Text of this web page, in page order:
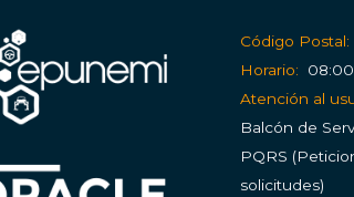
Código Postal:
Horario:
08:00
Atención al
Balcón de
PQRS
solicitudes)